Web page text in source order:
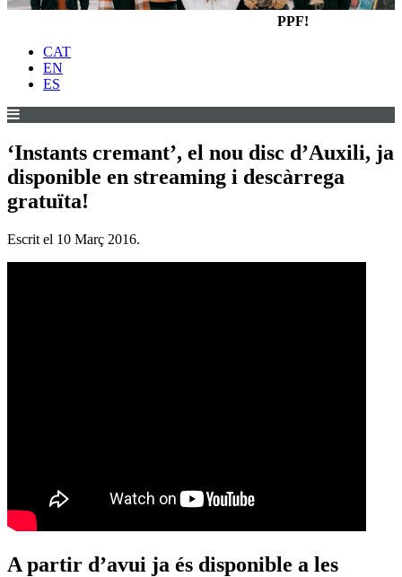
PPF!
CAT
EN
ES
‘Instants cremant’, el nou disc d’Auxili, ja
disponible en streaming i descàrrega
gratuïta!
Escrit el 10 Març 2016.
A partir d’avui ja és disponible a les